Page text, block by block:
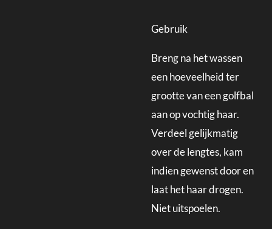
Gebruik
Breng na het wassen
een hoeveelheid ter
grootte van een golfbal
aan op vochtig haar.
Verdeel gelijkmatig
over de lengtes, kam
indien gewenst door en
laat het haar drogen.
Niet uitspoelen.